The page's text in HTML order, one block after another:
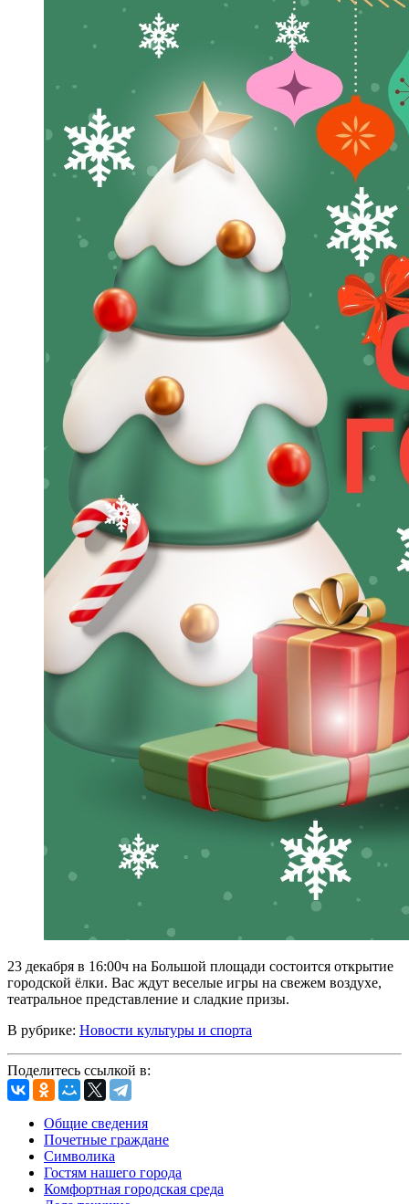
23 декабря в 16:00ч на Большой площади состоится открытие
городской ёлки. Вас ждут веселые игры на свежем воздухе,
театральное представление и сладкие призы.
В рубрике: Новости культуры и спорта
Поделитесь ссылкой в:
Общие сведения
Почетные граждане
Символика
Гостям нашего города
Комфортная городская среда